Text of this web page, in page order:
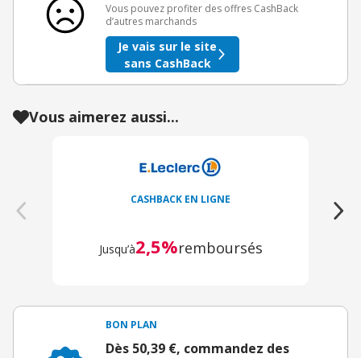
Vous pouvez profiter des offres CashBack
d’autres marchands
Je vais sur le site
sans CashBack
Vous aimerez aussi...
CASHBACK EN LIGNE
Jusqu’à2,5%remboursés
BON PLAN
Dès 50,39 €, commandez des